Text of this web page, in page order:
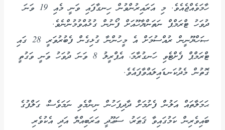
ހާމަވެއްޖެއެވެ. މި އަރައިރުންވުން ހިނގާފައި ވަނީ މެއި 19 ވަނަ
ދުވަހު ޓްރަމްޕް ނަތަންޔާހޫއަށް ފޯނުން ގުޅުއްވުމުންނެވެ.
ޞަހްޔޫނީން ރުއްސުމަށް އެ މީހުންނާ ގުޅިގެން ފެބުރުވަރީ 28 ގައި
ޓްރަމްޕް ފެށްޓެވި ހަނގުރާމަ، އެޕްރީލު 8 ވަނަ ދުވަހު ވަނީ ވަގުތީ
ގޮތުން މެދުކަނޑައިލައްވާފައެވެ.
ޙަމަލާތައް އަލުން ފެށުމަށް ދާދިފަހުން ނިންމެވި ނަމަވެސް، ގަލްފުގެ
ބައިވެރިން ކަމުގައިވާ ޤަޠަރު، ސަޢޫދީ ޢަރަބިއްޔާ އަދި އެކުވެރި